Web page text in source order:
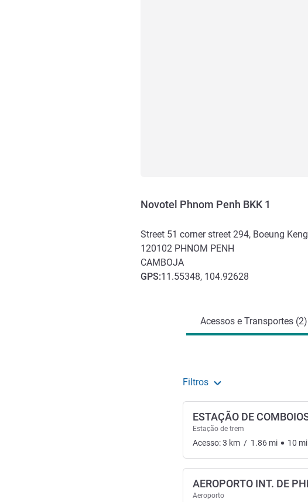
Novotel Phnom Penh BKK 1
Street 51 corner street 294, Boeung
120102 PHNOM PENH
CAMBOJA
GPS:11.55348, 104.92628
Acessos e Transportes (2)
Filtros
ESTAÇÃO DE
Estação de trem
Acesso:3 km / 1.86 mi 10
AEROPORTO INT. DE
Aeroporto